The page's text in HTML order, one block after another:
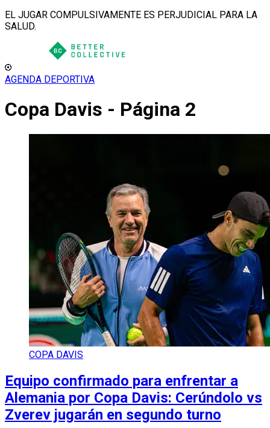
EL JUGAR COMPULSIVAMENTE ES PERJUDICIAL PARA LA
SALUD.
AGENDA DEPORTIVA
Copa Davis - Página 2
COPA DAVIS
Equipo confirmado para enfrentar a
Alemania por Copa Davis: Cerúndolo vs
Zverev jugarán en segundo turno